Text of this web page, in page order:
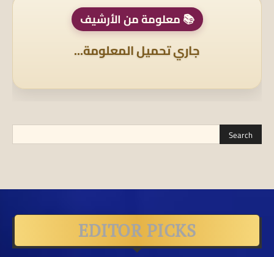
📚 معلومة من الأرشيف
جاري تحميل المعلومة...
EDITOR PICKS